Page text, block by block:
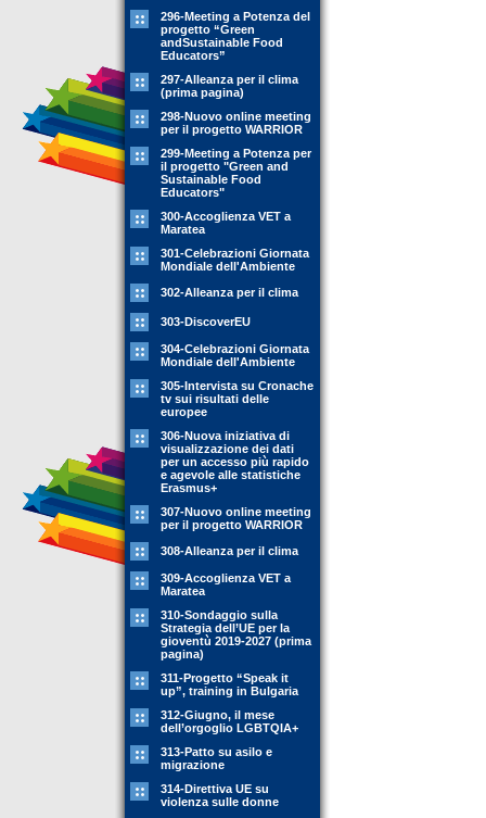
296-Meeting a Potenza del
progetto “Green
andSustainable Food
Educators”
297-Alleanza per il clima
(prima pagina)
298-Nuovo online meeting
per il progetto WARRIOR
299-Meeting a Potenza per
il progetto "Green and
Sustainable Food
Educators"
300-Accoglienza VET a
Maratea
301-Celebrazioni Giornata
Mondiale dell'Ambiente
302-Alleanza per il clima
303-DiscoverEU
304-Celebrazioni Giornata
Mondiale dell'Ambiente
305-Intervista su Cronache
tv sui risultati delle
europee
306-Nuova iniziativa di
visualizzazione dei dati
per un accesso più rapido
e agevole alle statistiche
Erasmus+
307-Nuovo online meeting
per il progetto WARRIOR
308-Alleanza per il clima
309-Accoglienza VET a
Maratea
310-Sondaggio sulla
Strategia dell’UE per la
gioventù 2019-2027 (prima
pagina)
311-Progetto “Speak it
up”, training in Bulgaria
312-Giugno, il mese
dell’orgoglio LGBTQIA+
313-Patto su asilo e
migrazione
314-Direttiva UE su
violenza sulle donne